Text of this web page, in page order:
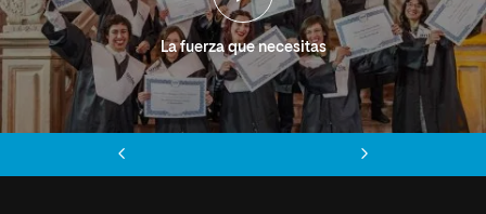
La fuerza que necesitas